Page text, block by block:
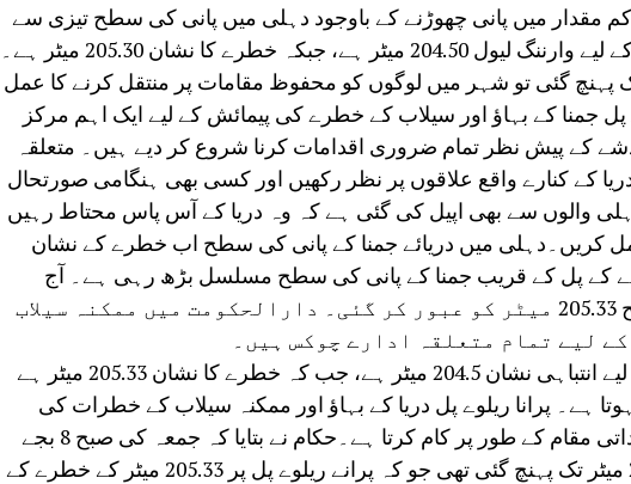
کم مقدار میں پانی چھوڑنے کے باوجود دہلی میں پانی کی سطح تیزی سے
بڑھ رہی ہے۔دہلی میں یمنا کے لیے وارننگ لیول 204.50 میٹر ہے، جبکہ خطرے کا نشان 205.30 میٹر ہے۔
کی سطح 206 میٹر تک پہنچ گئی تو شہر میں لوگوں کو محفوظ مقامات پر منتقل کرنے کا عمل
پل جمنا کے بہاؤ اور سیلاب کے خطرے کی پیمائش کے لیے ایک اہم مرکز
کے پیش نظر تمام ضروری اقدامات کرنا شروع کر دیے ہیں۔ متعلقہ
کے کنارے واقع علاقوں پر نظر رکھیں اور کسی بھی ہنگامی صورتحال
والوں سے بھی اپیل کی گئی ہے کہ وہ دریا کے آس پاس محتاط رہیں
کریں۔دہلی میں دریائے جمنا کے پانی کی سطح اب خطرے کے نشان
کے پل کے قریب جمنا کے پانی کی سطح مسلسل بڑھ رہی ہے۔ آج
دوپہر، جمنا کی پانی کی سطح 205.33 میٹر کو عبور کر گئی۔ دارالحکومت میں ممکنہ سیلاب
لیے تمام متعلقہ ادارے چوکس ہیں۔
آپ کو بتاتے چلیں کہ دہلی کے لیے انتباہی نشان 204.5 میٹر ہے، جب کہ خطرے کا نشان 205.33 میٹر ہے
سے شروع ہوتا ہے۔ پرانا ریلوے پل دریا کے بہاؤ اور ممکنہ سیلاب کے خطرات کی
نگرانی کے لیے ایک اہم مشاہداتی مقام کے طور پر کام کرتا ہے۔حکام نے بتایا کہ جمعہ کی صبح 8 بجے
یمنا کی پانی کی سطح 205.10 میٹر تک پہنچ گئی تھی جو کہ پرانے ریلوے پل پر 205.33 میٹر کے خطرے کے